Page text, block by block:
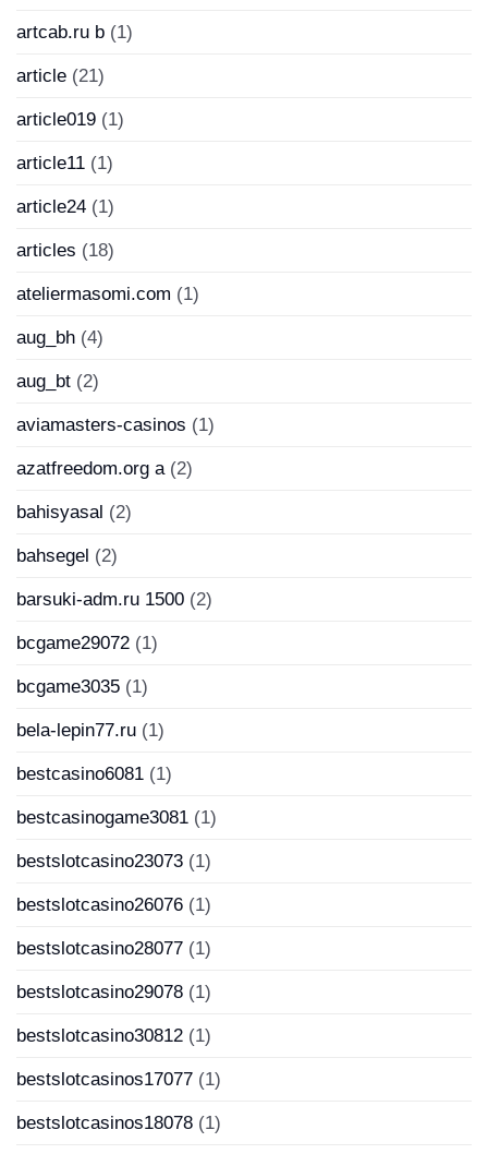
artcab.ru b (1)
article (21)
article019 (1)
article11 (1)
article24 (1)
articles (18)
ateliermasomi.com (1)
aug_bh (4)
aug_bt (2)
aviamasters-casinos (1)
azatfreedom.org a(2)
bahisyasal (2)
bahsegel (2)
barsuki-adm.ru 1500 (2)
bcgame29072 (1)
bcgame3035 (1)
bela-lepin77.ru (1)
bestcasino6081 (1)
bestcasinogame3081 (1)
bestslotcasino23073 (1)
bestslotcasino26076 (1)
bestslotcasino28077 (1)
bestslotcasino29078 (1)
bestslotcasino30812 (1)
bestslotcasinos17077 (1)
bestslotcasinos18078 (1)